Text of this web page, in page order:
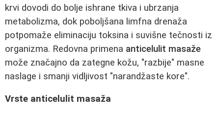
krvi dovodi do bolje ishrane tkiva i ubrzanja
metabolizma, dok poboljšana limfna drenaža
potpomaže eliminaciju toksina i suvišne tečnosti iz
organizma. Redovna primena anticelulit masaže
može značajno da zategne kožu, "razbije" masne
naslage i smanji vidljivost "narandžaste kore".
Vrste anticelulit masaža